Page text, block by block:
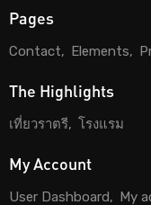
Pages
Contact Elements
The Highlights
เที่ยวราตรี โรงแรม
My Account
User Dashboard My